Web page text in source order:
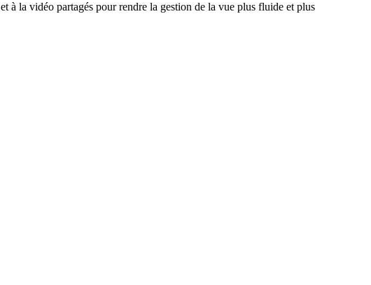
à la vidéo partagés pour rendre la gestion de la vue plus fluide et plus